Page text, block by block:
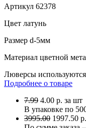
Артикул 62378
Цвет латунь
Размер d-5мм
Материал цветной
Люверсы
Подробнее о товаре
7.99 4.00 р. за шт
В упаковке по
3995.00 1997.50